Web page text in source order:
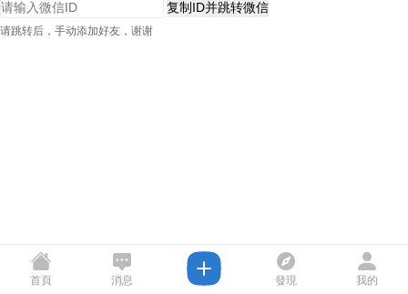
复制ID并跳转微信
请跳转后，手动添加好友，谢谢
首頁 消息 發現 我的